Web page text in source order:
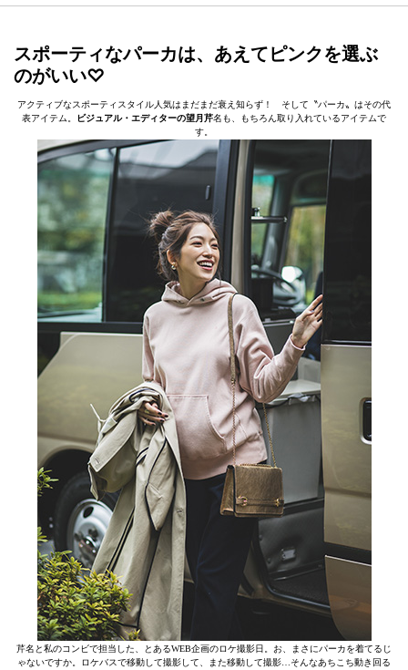
スポーティなパーカは、あえてピンクを選ぶ
のがいい♡
アクティブなスポーティスタイル人気はまだまだ衰え知らず！ そして〝パーカ〟はその代
表アイテム。
ビジュアル・エディターの望月芹名も、もちろん取り入れているアイテムで
す。
芹名と私のコンビで担当した、とあるWEB企画のロケ撮影日。お、まさにパーカを着てるじ
ゃないですか。ロケバスで移動して撮影して、また移動して撮影…そんなあちこち動き回る